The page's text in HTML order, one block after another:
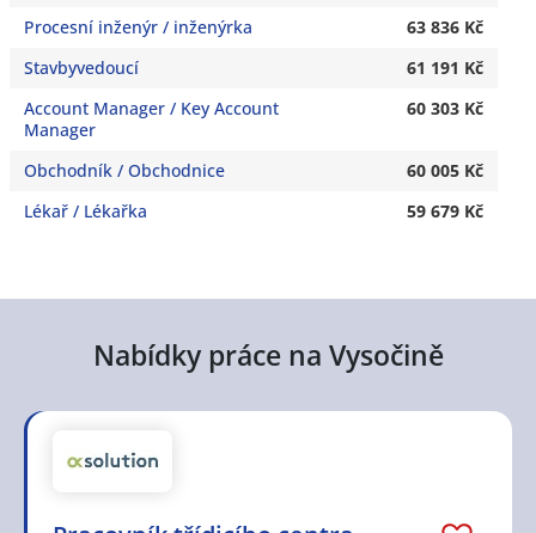
Procesní inženýr / inženýrka
63 836 Kč
Stavbyvedoucí
61 191 Kč
Account Manager / Key Account
Manager
60 303 Kč
Obchodník / Obchodnice
60 005 Kč
Lékař / Lékařka
59 679 Kč
Nabídky práce na Vysočině